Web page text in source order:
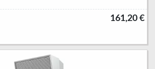
161,20 €